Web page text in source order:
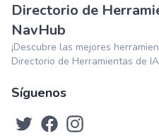
Directorio de
NavHub
¡Descubre las mejores
Directorio de Herramientas de
Síguenos